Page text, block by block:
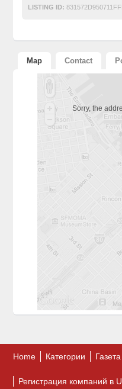
LISTING ID:
Map Contact
Sorry, the
Home Категории
Регистрация компаний в